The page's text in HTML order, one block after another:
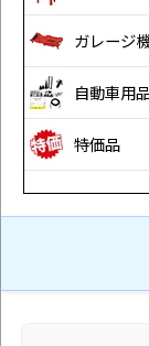
ガレージ
自動車用
特価品